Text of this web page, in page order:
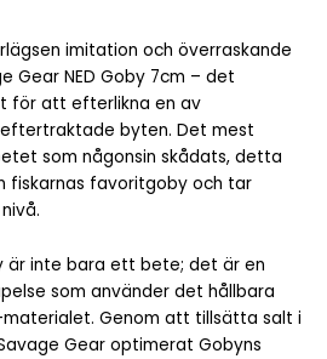
imitation och överraskande
Gear NED Goby 7cm – det
för att efterlikna en av
byten. Det mest
som någonsin skådats, detta
fiskarnas favoritgoby och tar
är inte bara ett bete; det är en
som använder det hållbara
Genom att tillsätta salt i
Gear optimerat Gobyns